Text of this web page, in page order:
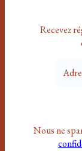
Recevez
Nous ne